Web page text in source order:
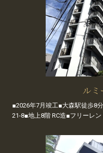
ルミ
■2026年7月竣工■大森駅徒歩8
21-8■地上8階 RC造■フリーレン